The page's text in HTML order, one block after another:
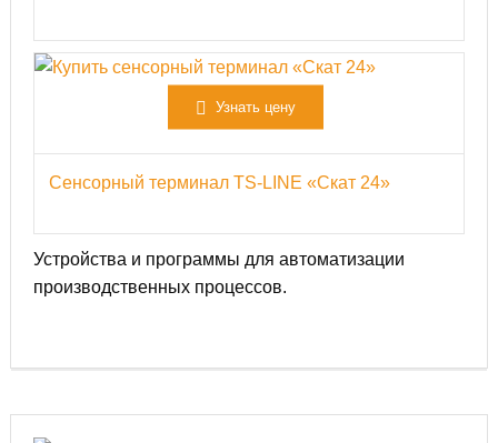
Узнать цену
Сенсорный терминал TS-LINE «Скат 24»
Устройства и программы для автоматизации
производственных процессов.